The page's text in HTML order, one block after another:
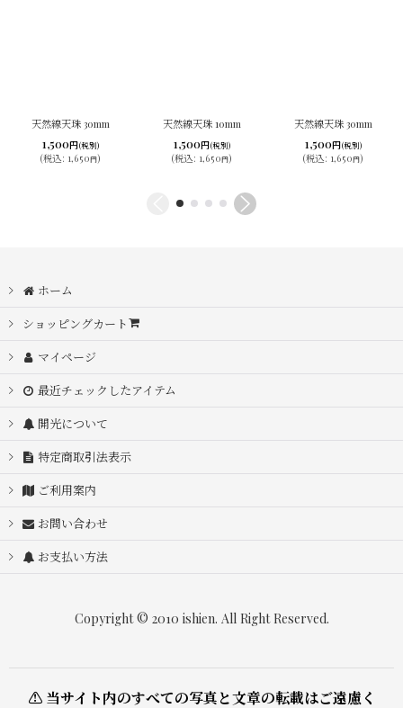
天然線天珠 30mm
1,500円(税別)
(税込: 1,650円)
天然線天珠 10mm
1,500円(税別)
(税込: 1,650円)
天然線天珠 30mm
1,500円(税別)
(税込: 1,650円)
ホーム
ショッピングカート
マイページ
最近チェックしたアイテム
開光について
特定商取引法表示
ご利用案内
お問い合わせ
お支払い方法
Copyright © 2010 ishien. All Right Reserved.
⚠ 当サイト内のすべての写真と文章の転載はご遠慮く